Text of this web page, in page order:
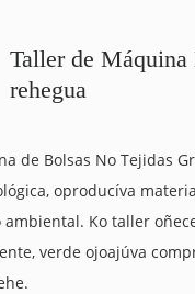
Taller de
rehegua
de Bolsas No Tejidas
oproducíva
Ko taller
verde ojoajúva